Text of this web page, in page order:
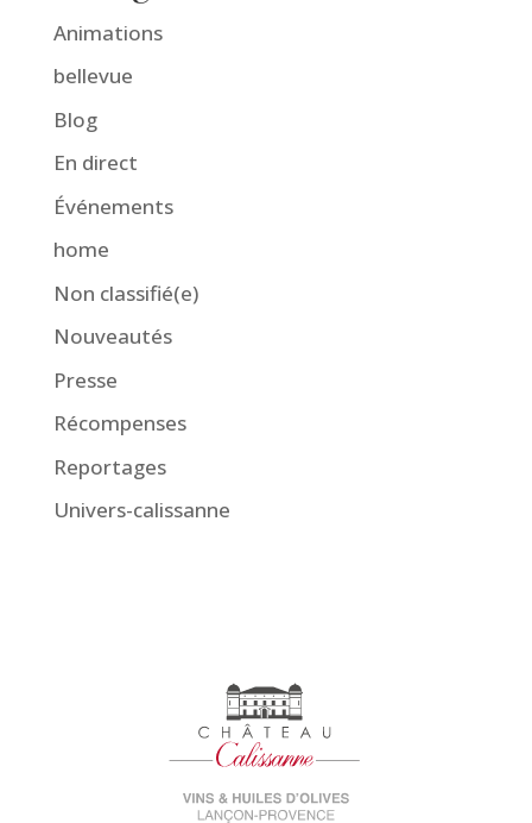
Animations
bellevue
Blog
En direct
Événements
home
Non classifié(e)
Nouveautés
Presse
Récompenses
Reportages
Univers-calissanne